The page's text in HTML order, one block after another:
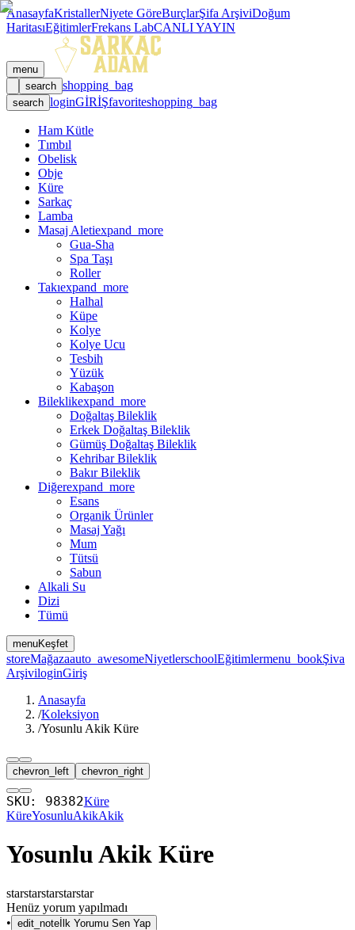
AnasayfaKristallerNiyete GöreBurçlarŞifa ArşiviDoğum
HaritasıEğitimlerFrekans LabCANLI YAYIN
menu
search shopping_bag
search loginGİRİŞfavoriteshopping_bag
Ham Kütle
Tımbıl
Obelisk
Obje
Küre
Sarkaç
Lamba
Masaj Aletiexpand_more
Gua-Sha
Spa Taşı
Roller
Takıexpand_more
Halhal
Küpe
Kolye
Kolye Ucu
Tesbih
Yüzük
Kabaşon
Bileklikexpand_more
Doğaltaş Bileklik
Erkek Doğaltaş Bileklik
Gümüş Doğaltaş Bileklik
Kehribar Bileklik
Bakır Bileklik
Diğerexpand_more
Esans
Organik Ürünler
Masaj Yağı
Mum
Tütsü
Sabun
Alkali Su
Dizi
Tümü
menuKeşfet
storeMağazaauto_awesomeNiyetlerschoolEğitimlermenu_bookŞiva
ArşiviloginGiriş
Anasayfa
/Koleksiyon
/Yosunlu Akik Küre
chevron_left chevron_right
SKU: 98382Küre
KüreYosunluAkikAkik
Yosunlu Akik Küre
starstarstarstarstar
Henüz yorum yapılmadı
• edit_note İlk Yorumu Sen Yap